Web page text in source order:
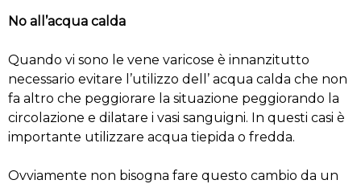
No all’acqua calda
Quando vi sono le vene varicose è innanzitutto
necessario evitare l’utilizzo dell’ acqua calda che non
fa altro che peggiorare la situazione peggiorando la
circolazione e dilatare i vasi sanguigni. In questi casi è
importante utilizzare acqua tiepida o fredda.
Ovviamente non bisogna fare questo cambio da un